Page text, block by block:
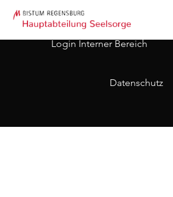
Login Interner Bereich
Datenschutz